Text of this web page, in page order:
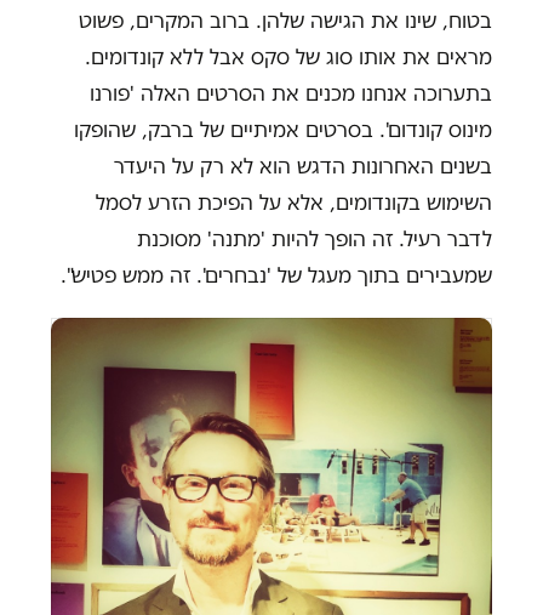
בטוח, שינו את הגישה שלהן. ברוב המקרים, פשוט
מראים את אותו סוג של סקס אבל ללא קונדומים.
בתערוכה אנחנו מכנים את הסרטים האלה 'פורנו
מינוס קונדום'. בסרטים אמיתיים של ברבק, שהופקו
בשנים האחרונות הדגש הוא לא רק על היעדר
השימוש בקונדומים, אלא על הפיכת הזרע לסמל
לדבר רעיל. זה הופך להיות 'מתנה' מסוכנת
שמעבירים בתוך מעגל של 'נבחרים'. זה ממש פטיש".